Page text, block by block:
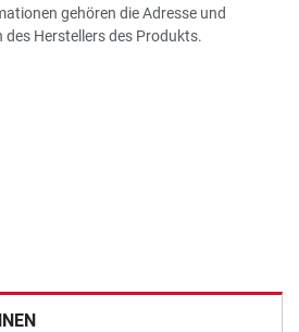
gehören die Adresse und
Herstellers des Produkts.